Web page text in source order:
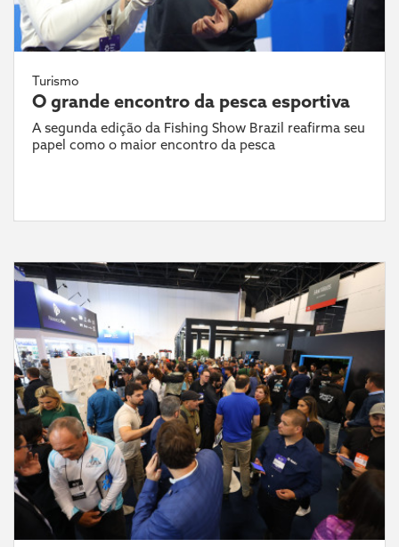
Turismo
O grande encontro da pesca esportiva
A segunda edição da Fishing Show Brazil reafirma seu
papel como o maior encontro da pesca